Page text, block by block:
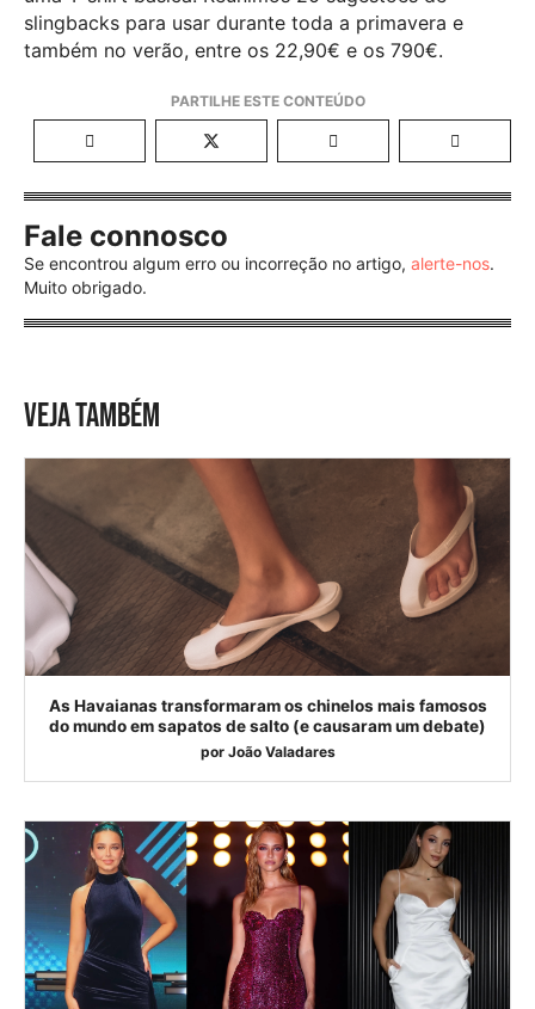
slingbacks para usar durante toda a primavera e
também no verão, entre os 22,90€ e os 790€.
Fale connosco
Se encontrou algum erro ou incorreção no artigo, alerte-nos.
Muito obrigado.
VEJA TAMBÉM
As Havaianas transformaram os chinelos mais famosos
do mundo em sapatos de salto (e causaram um debate)
por João Valadares